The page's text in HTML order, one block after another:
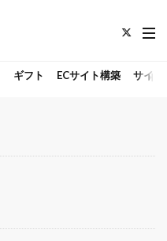
ギフト ECサイト構築 サイト